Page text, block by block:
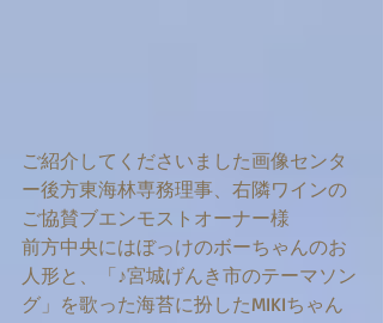
ご紹介してくださいました画像センタ
ー後方東海林専務理事、右隣ワインの
ご協賛ブエンモストオーナー様
前方中央にはぼっけのボーちゃんのお
人形と、「♪宮城げんき市のテーマソン
グ」を歌った海苔に扮したMIKIちゃん